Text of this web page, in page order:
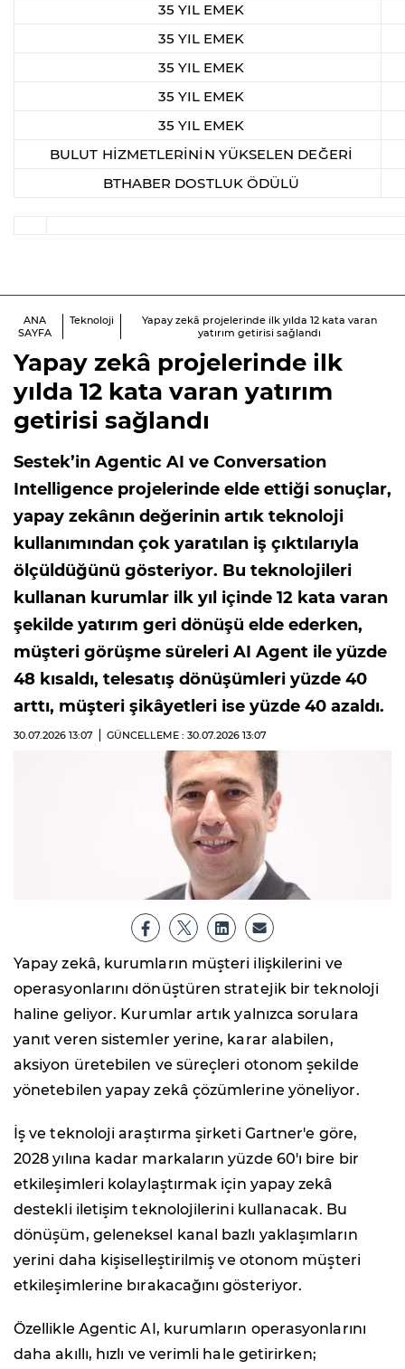
35 YIL EMEK
35 YIL EMEK
35 YIL EMEK
35 YIL EMEK
35 YIL EMEK
BULUT HİZMETLERİNİN YÜKSELEN DEĞERİ
BTHABER DOSTLUK ÖDÜLÜ
ANA
SAYFA
Teknoloji
Yapay zekâ projelerinde ilk yılda 12 kata varan
yatırım getirisi sağlandı
Yapay zekâ projelerinde ilk
yılda 12 kata varan yatırım
getirisi sağlandı
Sestek’in Agentic AI ve Conversation
Intelligence projelerinde elde ettiği sonuçlar,
yapay zekânın değerinin artık teknoloji
kullanımından çok yaratılan iş çıktılarıyla
ölçüldüğünü gösteriyor. Bu teknolojileri
kullanan kurumlar ilk yıl içinde 12 kata varan
şekilde yatırım geri dönüşü elde ederken,
müşteri görüşme süreleri AI Agent ile yüzde
48 kısaldı, telesatış dönüşümleri yüzde 40
arttı, müşteri şikâyetleri ise yüzde 40 azaldı.
30.07.2026 13:07 GÜNCELLEME : 30.07.2026 13:07
Yapay zekâ, kurumların müşteri ilişkilerini ve
operasyonlarını dönüştüren stratejik bir teknoloji
haline geliyor. Kurumlar artık yalnızca sorulara
yanıt veren sistemler yerine, karar alabilen,
aksiyon üretebilen ve süreçleri otonom şekilde
yönetebilen yapay zekâ çözümlerine yöneliyor.
İş ve teknoloji araştırma şirketi Gartner'e göre,
2028 yılına kadar markaların yüzde 60'ı bire bir
etkileşimleri kolaylaştırmak için yapay zekâ
destekli iletişim teknolojilerini kullanacak. Bu
dönüşüm, geleneksel kanal bazlı yaklaşımların
yerini daha kişiselleştirilmiş ve otonom müşteri
etkileşimlerine bırakacağını gösteriyor.
Özellikle Agentic AI, kurumların operasyonlarını
daha akıllı, hızlı ve verimli hale getirirken;